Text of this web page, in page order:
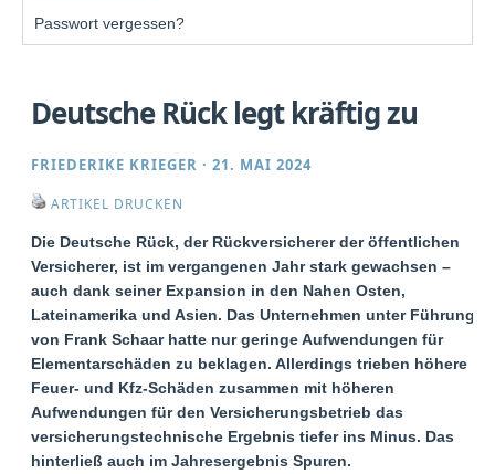
Passwort vergessen?
Deutsche Rück legt kräftig zu
FRIEDERIKE KRIEGER ·21. MAI 2024
ARTIKEL DRUCKEN
Die Deutsche Rück, der Rückversicherer der öffentlichen
Versicherer, ist im vergangenen Jahr stark gewachsen –
auch dank seiner Expansion in den Nahen Osten,
Lateinamerika und Asien. Das Unternehmen unter Führung
von Frank Schaar hatte nur geringe Aufwendungen für
Elementarschäden zu beklagen. Allerdings trieben höhere
Feuer- und Kfz-Schäden zusammen mit höheren
Aufwendungen für den Versicherungsbetrieb das
versicherungstechnische Ergebnis tiefer ins Minus. Das
hinterließ auch im Jahresergebnis Spuren.